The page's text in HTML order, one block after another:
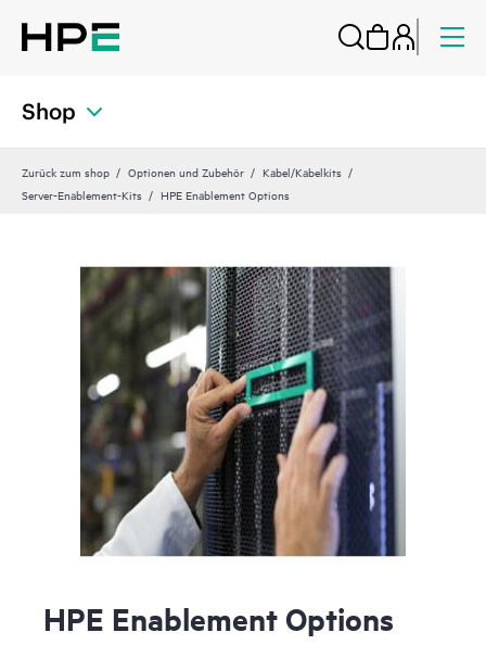
Shop
Zurück zum shop Optionen und Zubehör
Kabel/Kabelkits
Server-Enablement-Kits
HPE Enablement Options
HPE Enablement Options